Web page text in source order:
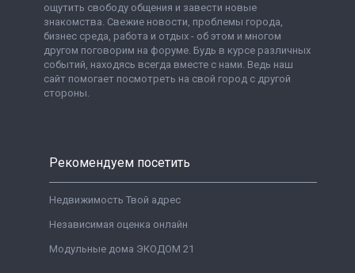
ощутить свободу общения и завести новые
знакомства. Свежие новости, проблемы города,
бизнес среда, работа и отдых - об этом и многом
другом поговорим на форуме. Будь в курсе различных
событий, находясь всегда вместе с нами. Ведь наш
сайт помогает посмотреть на свой город с другой
стороны.
Рекомендуем посетить
Недвижимость Твой адрес
Независимая оценка онлайн
Модульные дома ЭКОДОМ 21